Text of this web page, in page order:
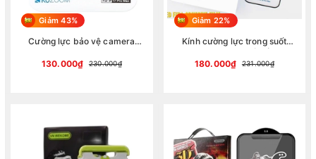
Giảm 43%
Cường lực bảo vệ camera
17 Pro Max chống trầy xước
130.000₫ 230.000₫
Giảm 22%
Kính cường lực trong suốt
Kuzoom 3D Hard độ cứng 9H
bảo vệ màn hình tối ưu cho dòng
180.000₫ 231.000₫